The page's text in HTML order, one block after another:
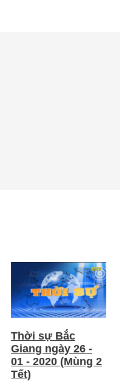
Thời sự Bắc
Giang ngày 26 -
01 - 2020 (Mùng 2
Tết)